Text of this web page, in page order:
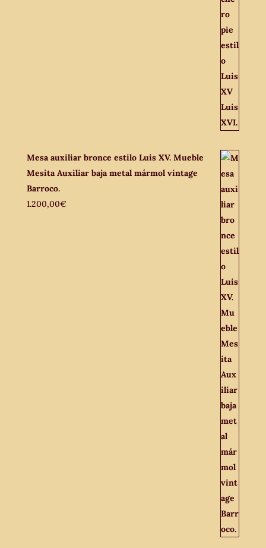
Mesa auxiliar bronce estilo Luis XV. Mueble
Mesita Auxiliar baja metal mármol vintage
Barroco.
1.200,00€